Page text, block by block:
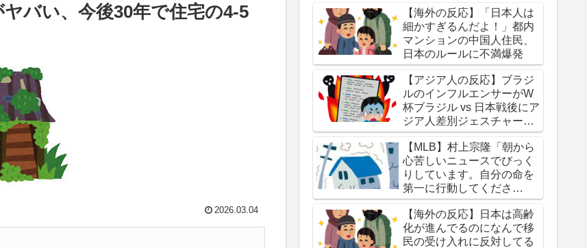
れたちびっ子集団が世界をメロメロに
…？【ポーランドボール】
たくない」
が決定的に！メディカル検査をパス！現地サポ
数回の性接待を行い審判を買収していたことが
ヤバい、今後30年で住宅の4-5
2026.03.04
【海外の反応】「日本人は
細かすぎるんだよ！」都内
マンションの中国人住民、
日本のルールに不満爆発
【アジア人の反応】ブラジ
ルのインフルエンサーがW
杯ブラジル vs 日本戦後にア
ジア人差別ジェスチャーし
ている写真を投稿して炎上
中
【MLB】村上宗隆「朝から
心苦しいニュースでびっく
りしています。自分の命を
第一に行動してくださ
い。」 → 「本当に胸が痛
む」「最近大きな地震が多
くないか？」
【海外の反応】日本は高齢
化が進んでるのになんで移
民の受け入れに反対してる